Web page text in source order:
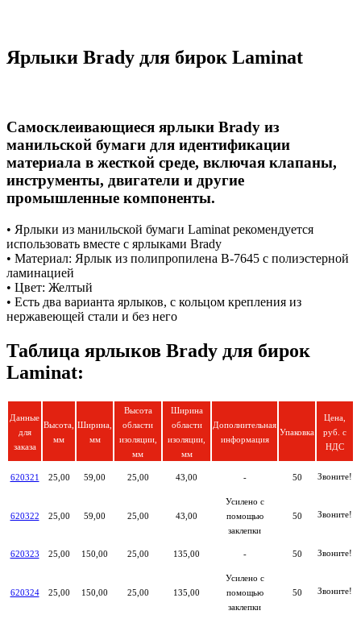
Ярлыки Brady для бирок Laminat
Самосклеивающиеся ярлыки Brady из
манильской бумаги для идентификации
материала в жесткой среде, включая клапаны,
инструменты, двигатели и другие
промышленные компоненты.
• Ярлыки из манильской бумаги Laminat рекомендуется
использовать вместе с ярлыками Brady
• Материал: Ярлык из полипропилена B-7645 с полиэстерной
ламинацией
• Цвет: Желтый
• Есть два варианта ярлыков, с кольцом крепления из
нержавеющей стали и без него
Таблица ярлыков Brady для бирок
Laminat:
Данные
для
заказа
Высота,
мм
Ширина,
мм
Высота
области
изоляции,
мм
Ширина
области
изоляции,
мм
Дополнительная
информация
Упаковка
Цена,
руб. с
НДС
620321 25,00 59,00 25,00 43,00 - 50 Звоните!
620322 25,00 59,00 25,00 43,00
Усилено с
помощью
заклепки
50 Звоните!
620323 25,00 150,00 25,00 135,00 - 50 Звоните!
620324 25,00 150,00 25,00 135,00
Усилено с
помощью
заклепки
50 Звоните!